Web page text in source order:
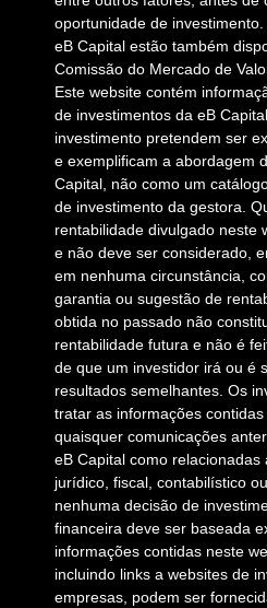
oportunidade de
eB Capital estão também
Comissão do Mercado de
Este website contém
de investimentos da eB
investimento pretendem ser
e exemplificam a abordagem
Capital, não como um
de investimento da gestora.
rentabilidade divulgado neste
e não deve ser considerado,
em nenhuma circunstância,
garantia ou sugestão de
obtida no passado não
rentabilidade futura e não é
de que um investidor irá ou é
resultados semelhantes. Os
tratar as informações
quaisquer comunicações
eB Capital como relacionadas
jurídico, fiscal, contabilístico
nenhuma decisão de
financeira deve ser baseada
informações contidas neste
incluindo links a websites de
empresas, podem ser